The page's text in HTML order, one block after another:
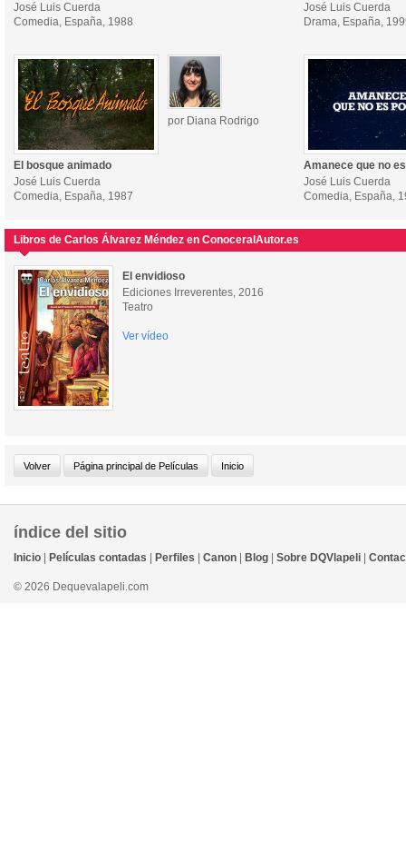
José Luis Cuerda
Comedia, España, 1988
José Luis Cuerda
Drama, España,
por Diana Rodrigo
El bosque animado
José Luis Cuerda
Comedia, España, 1987
Amanece que no
José Luis Cuerda
Comedia, España,
Libros de Carlos Álvarez Méndez en ConoceralAutor.es
El envidioso
Ediciones Irreverentes, 2016
Teatro
Ver vídeo
índice del sitio
Inicio Películas contadas Perfiles Canon Blog Sobre DQVlapeli
© 2026 Dequevalapeli.com